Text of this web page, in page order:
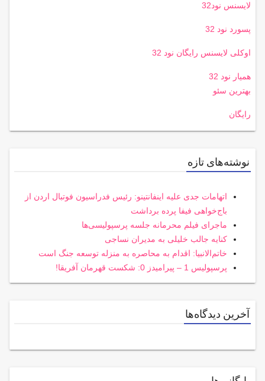
لایسنس نود32
پسورد نود 32
اوکلی لایسنس رایگان نود 32
همیار نود 32
بهترین سئو
رایگان
نوشته‌های تازه
اتهامات جدی علیه اینفانتینو: رئیس فدراسیون فوتبال اردن از
باج‌خواهی فیفا پرده برداشت
ماجرای فیلم محرمانه جلسه پرسپولیسی‌ها
کنایه جالب خلیلی به مدیران نساجی
خاتم‌الانبیا: اقدام به محاصره به منزله توسعه جنگ است
پرسپولیس 1 – پیرامیدز 0: شکست قهرمان آفریقا!
آخرین دیدگاه‌ها